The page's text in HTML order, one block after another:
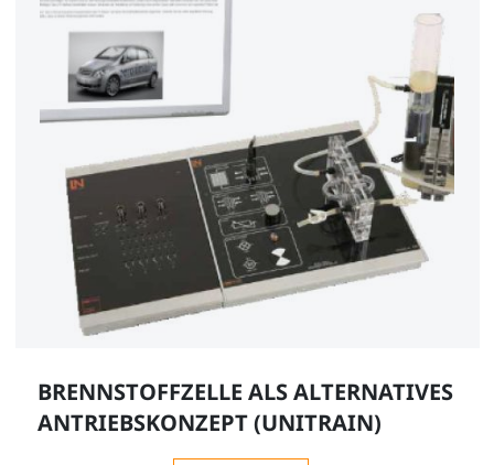
BRENNSTOFFZELLE ALS ALTERNATIVES
ANTRIEBSKONZEPT (UNITRAIN)